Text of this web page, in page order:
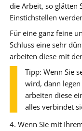
die Arbeit, so glätten
Einstichstellen
Für eine ganz feine
Schluss eine sehr
arbeiten diese mit
Tipp: Wenn Sie
wird, dann
arbeiten diese
alles verbindet
4. Wenn Sie mit